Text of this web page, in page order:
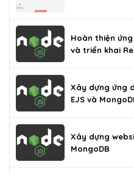
Hoàn thiện
và triển khai
Xây dựng ứng
EJS và
Xây dựng
MongoDB